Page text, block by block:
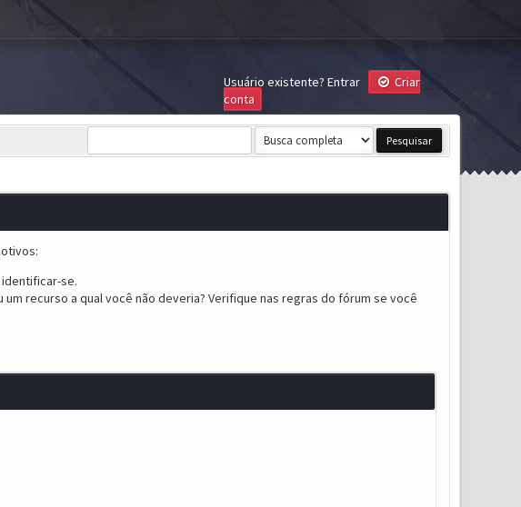
Usuário existente? Entrar
Criar
conta
se.
recurso a qual você não deveria? Verifique nas regras do fórum se você